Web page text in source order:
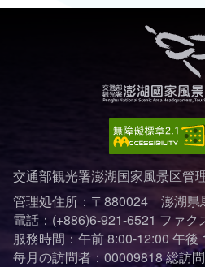
交通部観光署澎湖国家風景区管
管理処住所：〒880024 澎湖県
電話：(+886)6-921-6521 ファク
服務時間：午前 8:00-12:00 午後
每月の訪問者：00009818総訪